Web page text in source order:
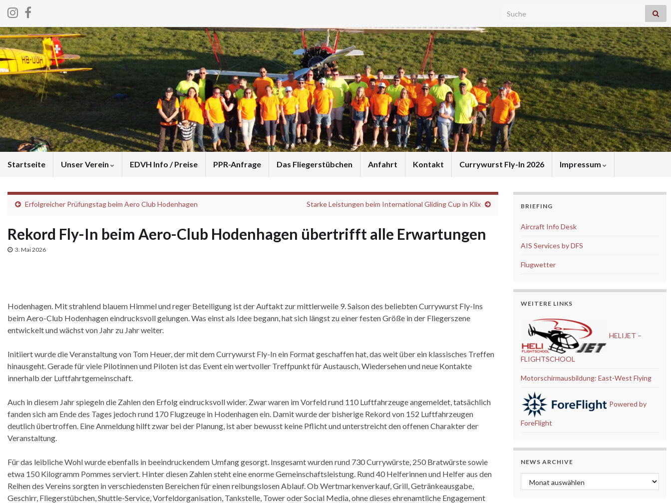
Search for:
Startseite Unser Verein EDVH Info / Preise PPR-Anfrage Das Fliegerstübchen Anfahrt Kontakt Currywurst Fly-In 2026 Impressum
Erfolgreicher Prüfungstag beim Aero Club Hodenhagen Starke Leistungen beim International Gliding Cup in Klix
Rekord Fly-In beim Aero-Club Hodenhagen übertrifft alle Erwartungen
3. Mai 2026
Hodenhagen. Mit strahlend blauem Himmel und reger Beteiligung ist der Auftakt zur mittlerweile 9. Saison des beliebten Currywurst Fly-Ins
beim Aero-Club Hodenhagen eindrucksvoll gelungen. Was einst als Idee begann, hat sich längst zu einer festen Größe in der Fliegerszene
entwickelt und wächst von Jahr zu Jahr weiter.
Initiiert wurde die Veranstaltung von Tom Heuer, der mit dem Currywurst Fly-In ein Format geschaffen hat, das weit über ein klassisches Treffen
hinausgeht. Gerade für viele Pilotinnen und Piloten ist das Event ein wertvoller Treffpunkt für Austausch, Wiedersehen und neue Kontakte
innerhalb der Luftfahrtgemeinschaft.
Auch in diesem Jahr spiegeln die Zahlen den Erfolg eindrucksvoll wider. Zwar waren im Vorfeld rund 110 Luftfahrzeuge angemeldet, tatsächlich
fanden sich am Ende des Tages jedoch rund 170 Flugzeuge in Hodenhagen ein. Damit wurde der bisherige Rekord von 152 Luftfahrzeugen
deutlich übertroffen. Eine Anmeldung hilft zwar bei der Planung, ist aber bewusst keine Pflicht und unterstreicht den offenen Charakter der
Veranstaltung.
Für das leibliche Wohl wurde ebenfalls in beeindruckendem Umfang gesorgt. Insgesamt wurden rund 730 Currywürste, 250 Bratwürste sowie
etwa 150 Kilogramm Pommes serviert. Hinter diesen Zahlen steht eine enorme Gemeinschaftsleistung. Rund 40 Helferinnen und Helfer aus den
Reihen des Vereins sorgten in verschiedensten Bereichen für einen reibungslosen Ablauf. Ob Wertmarkenverkauf, Grill, Getränkeausgabe,
Geschirr, Fliegerstübchen, Shuttle-Service, Vorfeldorganisation, Tankstelle, Tower oder Social Media, ohne dieses ehrenamtliche Engagement
BRIEFING
Aircraft Info Desk
AIS Services by DFS
Flugwetter
WEITERE LINKS
HELIJET –
FLIGHTSCHOOL
Motorschirmausbildung: East-West Flying
Powered by
ForeFlight
NEWS ARCHIVE
News Archive